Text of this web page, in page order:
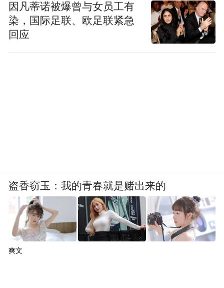
因凡蒂诺被爆曾与女员工有
染，国际足联、欧足联紧急
回应
盗香窃玉：我的青春就是赌出来的
爽文